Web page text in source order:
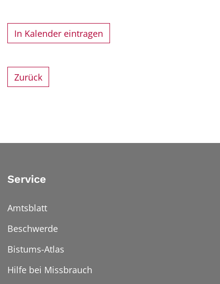
In Kalender eintragen
Zurück
Service
Amtsblatt
Beschwerde
Bistums-Atlas
Hilfe bei Missbrauch